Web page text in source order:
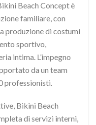
Beach Concept è
familiare, con
produzione di costumi
sportivo,
intima. L’impegno
da un team
professionisti.
Bikini Beach
di servizi interni,